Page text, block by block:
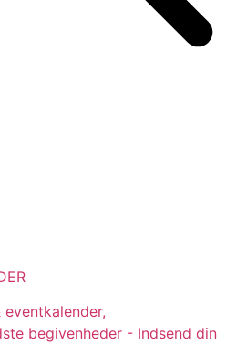
begivenheder - Indsend din